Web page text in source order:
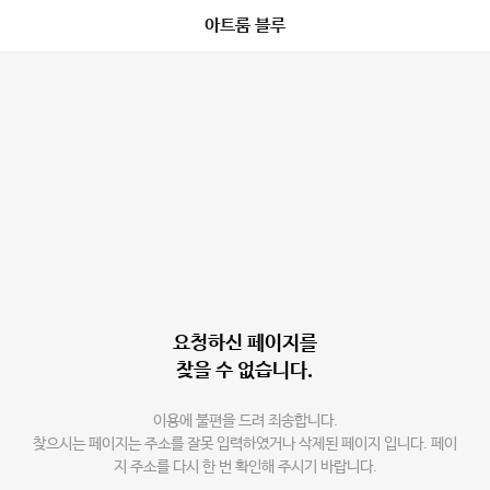
아트룸 블루
요청하신 페이지를
찾을 수 없습니다.
이용에 불편을 드려 죄송합니다.
찾으시는 페이지는 주소를 잘못 입력하였거나 삭제된 페이지 입니다. 페이
지 주소를 다시 한 번 확인해 주시기 바랍니다.